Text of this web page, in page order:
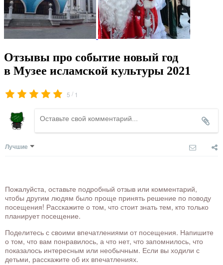
Отзывы про событие новый год
в Музее исламской культуры 2021
5 / 1
Лучшие
Пожалуйста, оставьте подробный отзыв или комментарий,
чтобы другим людям было проще принять решение по поводу
посещения! Расскажите о том, что стоит знать тем, кто только
планирует посещение.
Поделитесь с своими впечатлениями от посещения. Напишите
о том, что вам понравилось, а что нет, что запомнилось, что
показалось интересным или необычным. Если вы ходили с
детьми, расскажите об их впечатлениях.